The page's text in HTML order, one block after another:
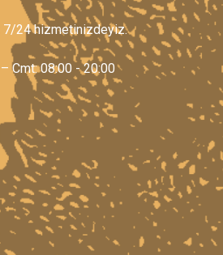
7/24 hizmetinizdeyiz.
Cmt: 08:00 - 20:00